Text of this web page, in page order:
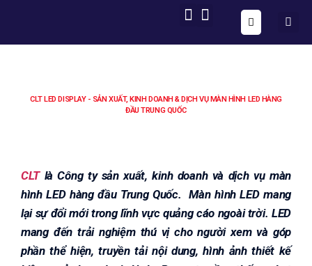
CLT LED DISPLAY - SẢN XUẤT, KINH DOANH & DỊCH VỤ MÀN HÌNH LED HÀNG
ĐẦU TRUNG QUỐC
CLTlà Công ty sản xuất, kinh doanh và dịch vụ màn
hình LED hàng đầu Trung Quốc. Màn hình LED mang
lại sự đổi mới trong lĩnh vực quảng cáo ngoài trời. LED
mang đến trải nghiệm thú vị cho người xem và góp
phần thể hiện, truyền tải nội dung, hình ảnh thiết kế